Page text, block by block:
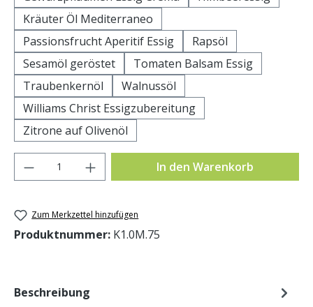
Kräuter Öl Mediterraneo
Passionsfrucht Aperitif Essig
Rapsöl
Sesamöl geröstet
Tomaten Balsam Essig
Traubenkernöl
Walnussöl
Williams Christ Essigzubereitung
Zitrone auf Olivenöl
Produkt Anzahl: Gib den gewünschten
In den Warenkorb
Zum Merkzettel hinzufügen
Produktnummer: K1.0M.75
Beschreibung